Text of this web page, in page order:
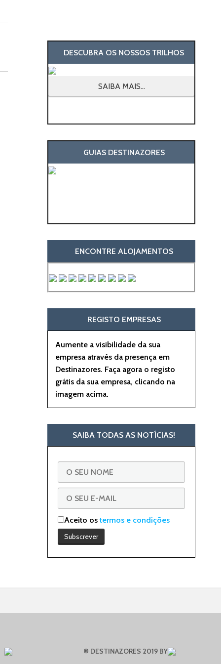
DESCUBRA OS NOSSOS TRILHOS
SAIBA MAIS...
GUIAS DESTINAZORES
ENCONTRE ALOJAMENTOS
REGISTO EMPRESAS
Aumente a visibilidade da sua
empresa através da presença em
Destinazores. Faça agora o registo
grátis da sua empresa, clicando na
imagem acima.
SAIBA TODAS AS NOTÍCIAS!
Aceito ostermos e condições
® DESTINAZORES 2019 BY